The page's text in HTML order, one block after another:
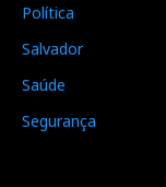
Política
Salvador
Saúde
Segurança